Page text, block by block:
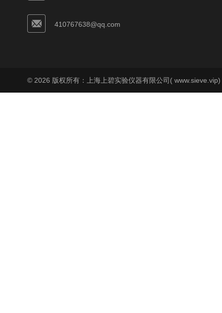
410767638@qq.com
© 2026 版权所有：上海上碧实验仪器有限公司(